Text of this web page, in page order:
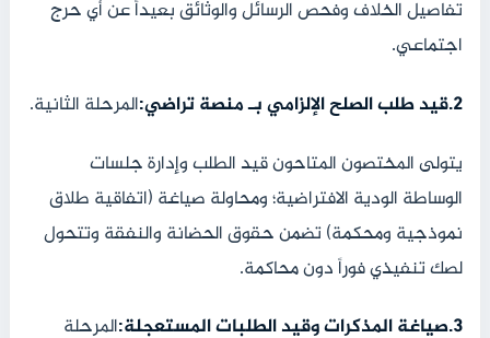
تفاصيل الخلاف وفحص الرسائل والوثائق بعيداً عن أي حرج
اجتماعي.
‫2.قيد طلب الصلح الإلزامي بـ منصة تراضي:
‏المرحلة الثانية.
يتولى المختصون المتاحون قيد الطلب وإدارة جلسات
الوساطة الودية الافتراضية؛ ومحاولة صياغة (اتفاقية طلاق
نموذجية ومحكمة) تضمن حقوق الحضانة والنفقة وتتحول
لصك تنفيذي فوراً دون محاكمة.
‫3.صياغة المذكرات وقيد الطلبات المستعجلة:
‏المرحلة